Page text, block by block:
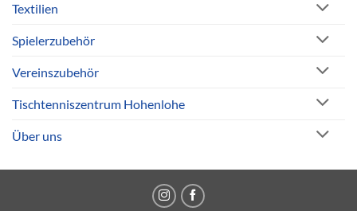
Textilien
Spielerzubehör
Vereinszubehör
Tischtenniszentrum Hohenlohe
Über uns